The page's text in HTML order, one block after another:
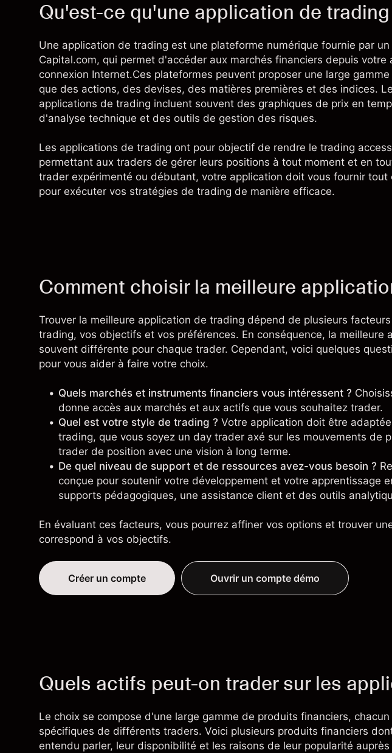
Qu'est-ce qu'une application de
Une application de trading est une plateforme numérique fournie par
Capital.com, qui permet d'accéder aux marchés financiers depuis votre
connexion Internet.Ces plateformes peuvent proposer une large
que des actions, des devises, des matières premières et des indices.
applications de trading incluent souvent des graphiques de prix en
d'analyse technique et des outils de gestion des risques.
Les applications de trading ont pour objectif de rendre le trading
permettant aux traders de gérer leurs positions à tout moment et en
trader expérimenté ou débutant, votre application doit vous fournir tout
pour exécuter vos stratégies de trading de manière efficace.
Comment choisir la meilleure
Trouver la meilleure application de trading dépend de plusieurs
trading, vos objectifs et vos préférences. En conséquence, la meilleure
souvent différente pour chaque trader. Cependant, voici quelques
pour vous aider à faire votre choix.
Quels marchés et instruments financiers vous intéressent ?
donne accès aux marchés et aux actifs que vous souhaitez trader.
Quel est votre style de trading ? Votre application doit être
trading, que vous soyez un day trader axé sur les mouvements de
trader de position avec une vision à long terme.
De quel niveau de support et de ressources avez-vous besoin ?
conçue pour soutenir votre développement et votre apprentissage
supports pédagogiques, une assistance client et des outils
En évaluant ces facteurs, vous pourrez affiner vos options et trouver
correspond à vos objectifs.
Créer un compte Ouvrir un compte démo
Quels actifs peut-on trader sur les
Le choix se compose d'une large gamme de produits financiers,
spécifiques de différents traders. Voici plusieurs produits financiers
entendu parler, leur disponibilité et les raisons de leur popularité